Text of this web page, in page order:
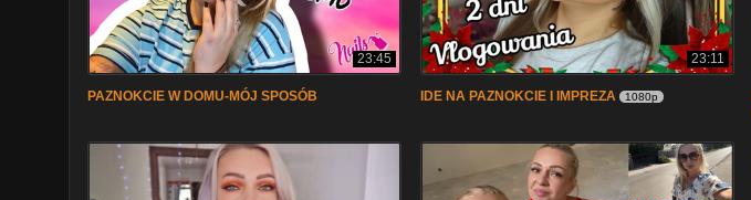
23:45
PAZNOKCIE W DOMU-MÓJ SPOSÓB
23:11
IDE NA PAZNOKCIE I IMPREZA 1080p